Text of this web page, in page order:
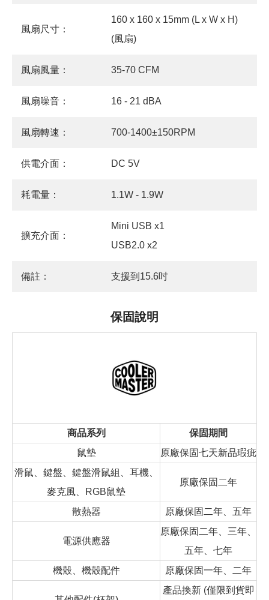
風扇尺寸：
160 x 160 x 15mm (L x W x H)
(風扇)
風扇風量： 35-70 CFM
風扇噪音： 16 - 21 dBA
風扇轉速： 700-1400±150RPM
供電介面： DC 5V
耗電量： 1.1W - 1.9W
擴充介面：
Mini USB x1
USB2.0 x2
備註： 支援到15.6吋
保固說明
商品系列
保固期間
鼠墊
原廠保固七天新品瑕疵
滑鼠、鍵盤、鍵盤滑鼠組、耳機、
麥克風、RGB鼠墊
原廠保固二年
散熱器 原廠保固二年、五年
電源供應器
原廠保固二年、三年、
五年、七年
機殼、機殼配件
原廠保固一年、二年
產品換新 (僅限到貨即